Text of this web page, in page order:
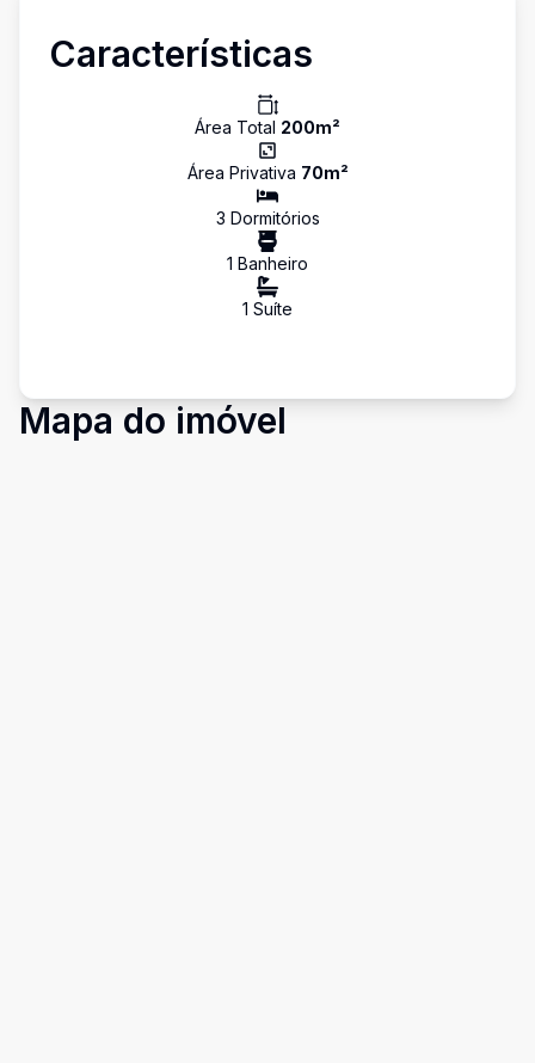
Características
Área Total 200m²
Área Privativa 70m²
3 Dormitórios
1 Banheiro
1 Suíte
Mapa do imóvel